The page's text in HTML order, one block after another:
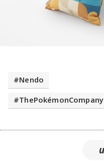
Nendo
ThePokémonCompany